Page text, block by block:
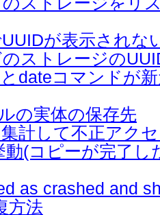
が表示されな
ストレージの
dateコマンドが
の実体の保存先
計して不正アク
(コピーが完了し
as crashed and
方法